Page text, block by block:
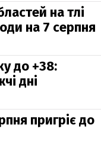
на тлі
на 7 серпня
до +38:
дні
пригріє до